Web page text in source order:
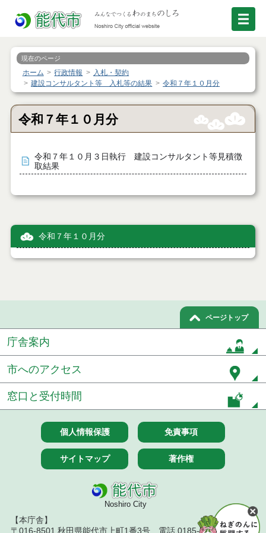
現在のページ
ホーム 行政情報
入札・契約
建設コンサルタント等 入札等の結果
令和７年１０月分
令和７年１０月分
令和７年１０月３日執行 建設コンサルタント等見積徴
取結果
令和７年１０月分
ページトップ
庁舎案内
市へのアクセス
窓口と受付時間
個人情報保護 免責事項
サイトマップ 著作権
Noshiro City
【本庁舎】
〒016-8501 秋田県能代市上町1番3号 電話 0185-52-2111